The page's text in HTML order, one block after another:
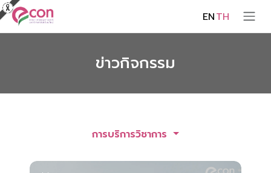
ENTH
ข่าวกิจกรรม
การบริการวิชาการ